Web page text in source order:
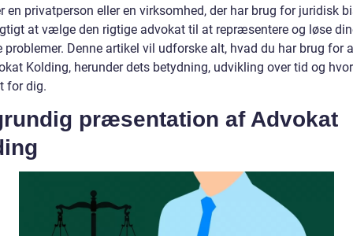
en privatperson eller en virksomhed, der har brug for juridisk
at vælge den rigtige advokat til at repræsentere og løse
problemer. Denne artikel vil udforske alt, hvad du har brug for
Kolding, herunder dets betydning, udvikling over tid og
for dig.
præsentation af Advokat